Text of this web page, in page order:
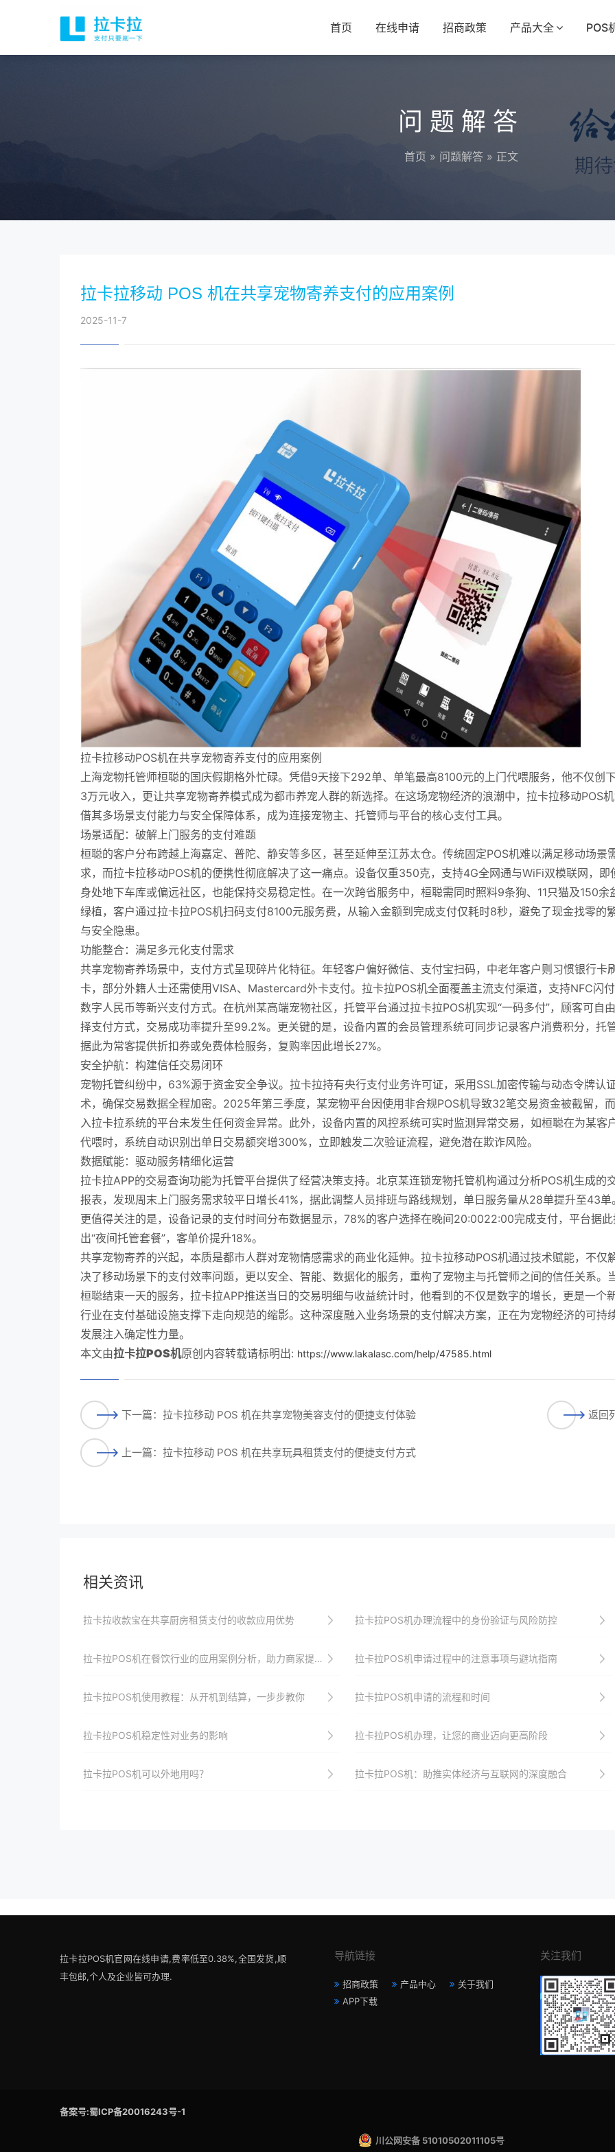
首页 在线申请 招商政策 产品大全 POS
问题解答
首页 » 问题解答 » 正文
拉卡拉移动 POS 机在共享宠物寄养支付的应用案例
2025-11-7
拉卡拉移动POS机在共享宠物寄养支付的应用案例
上海宠物托管师桓聪的国庆假期格外忙碌。凭借9天接下292单、单笔最高8100元的上门代喂服务，他不仅创
3万元收入，更让共享宠物寄养模式成为都市养宠人群的新选择。在这场宠物经济的浪潮中，拉卡拉移动POS
借其多场景支付能力与安全保障体系，成为连接宠物主、托管师与平台的核心支付工具。
场景适配：破解上门服务的支付难题
桓聪的客户分布跨越上海嘉定、普陀、静安等多区，甚至延伸至江苏太仓。传统固定POS机难以满足移动场景
求，而拉卡拉移动POS机的便携性彻底解决了这一痛点。设备仅重350克，支持4G全网通与WiFi双模联网，即
身处地下车库或偏远社区，也能保持交易稳定性。在一次跨省服务中，桓聪需同时照料9条狗、11只猫及150余
绿植，客户通过拉卡拉POS机扫码支付8100元服务费，从输入金额到完成支付仅耗时8秒，避免了现金找零的
与安全隐患。
功能整合：满足多元化支付需求
共享宠物寄养场景中，支付方式呈现碎片化特征。年轻客户偏好微信、支付宝扫码，中老年客户则习惯银行卡刷
卡，部分外籍人士还需使用VISA、Mastercard外卡支付。拉卡拉POS机全面覆盖主流支付渠道，支持NFC闪付
数字人民币等新兴支付方式。在杭州某高端宠物社区，托管平台通过拉卡拉POS机实现“一码多付”，顾客可自
择支付方式，交易成功率提升至99.2%。更关键的是，设备内置的会员管理系统可同步记录客户消费积分，托
据此为常客提供折扣券或免费体检服务，复购率因此增长27%。
安全护航：构建信任交易闭环
宠物托管纠纷中，63%源于资金安全争议。拉卡拉持有央行支付业务许可证，采用SSL加密传输与动态令牌认
术，确保交易数据全程加密。2025年第三季度，某宠物平台因使用非合规POS机导致32笔交易资金被截留，
入拉卡拉系统的平台未发生任何资金异常。此外，设备内置的风控系统可实时监测异常交易，如桓聪在为某客
代喂时，系统自动识别出单日交易额突增300%，立即触发二次验证流程，避免潜在欺诈风险。
数据赋能：驱动服务精细化运营
拉卡拉APP的交易查询功能为托管平台提供了经营决策支持。北京某连锁宠物托管机构通过分析POS机生成的
报表，发现周末上门服务需求较平日增长41%，据此调整人员排班与路线规划，单日服务量从28单提升至43单。
更值得关注的是，设备记录的支付时间分布数据显示，78%的客户选择在晚间20:0022:00完成支付，平台据此
出“夜间托管套餐”，客单价提升18%。
共享宠物寄养的兴起，本质是都市人群对宠物情感需求的商业化延伸。拉卡拉移动POS机通过技术赋能，不仅
决了移动场景下的支付效率问题，更以安全、智能、数据化的服务，重构了宠物主与托管师之间的信任关系。
桓聪结束一天的服务，拉卡拉APP推送当日的交易明细与收益统计时，他看到的不仅是数字的增长，更是一个
行业在支付基础设施支撑下走向规范的缩影。这种深度融入业务场景的支付解决方案，正在为宠物经济的可持
发展注入确定性力量。
本文由拉卡拉POS机原创内容转载请标明出: https://www.lakalasc.com/help/47585.html
下一篇：拉卡拉移动 POS 机在共享宠物美容支付的便捷支付体验
上一篇：拉卡拉移动 POS 机在共享玩具租赁支付的便捷支付方式
返回
相关资讯
拉卡拉收款宝在共享厨房租赁支付的收款应用优势 拉卡拉POS机办理流程中的身份验证与风险防控
拉卡拉POS机在餐饮行业的应用案例分析，助力商家提升效率 拉卡拉POS机申请过程中的注意事项与避坑指南
拉卡拉POS机使用教程：从开机到结算，一步步教你 拉卡拉POS机申请的流程和时间
拉卡拉POS机稳定性对业务的影响 拉卡拉POS机办理，让您的商业迈向更高阶段
拉卡拉POS机可以外地用吗？ 拉卡拉POS机：助推实体经济与互联网的深度融合
拉卡拉POS机官网在线申请,费率低至0.38%,全国发货,顺
丰包邮,个人及企业皆可办理.
导航链接
招商政策 产品中心
关于我们
APP下载
关注我们
备案号:蜀ICP备20016243号-1
川公网安备 51010502011105号